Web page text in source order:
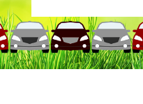
お役立ち情報
お知らせ